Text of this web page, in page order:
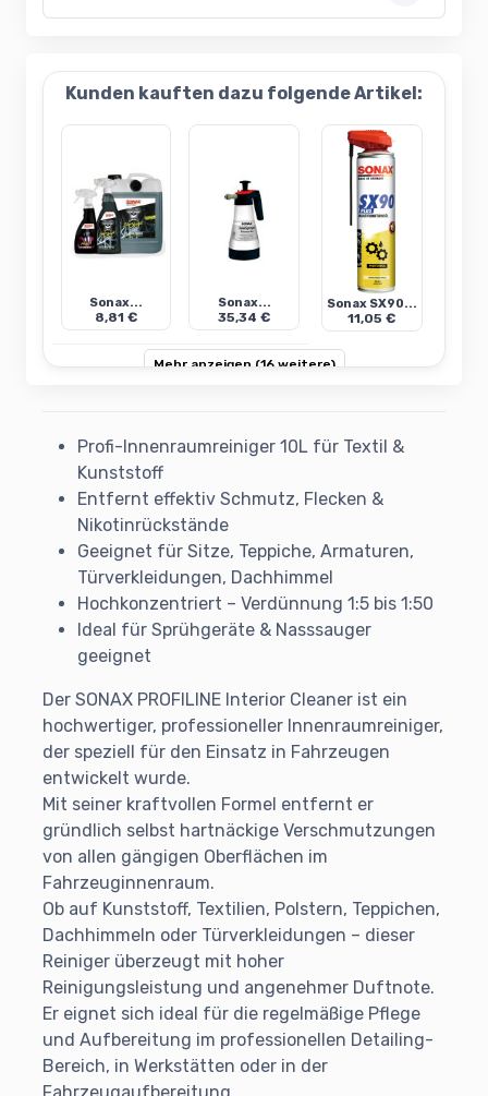
Kunden kauften dazu folgende Artikel:
Sonax...
8,81 €
Sonax...
35,34 €
Sonax SX90...
11,05 €
Mehr anzeigen (16 weitere)
Profi-Innenraumreiniger 10L für Textil &
Kunststoff
Entfernt effektiv Schmutz, Flecken &
Nikotinrückstände
Geeignet für Sitze, Teppiche, Armaturen,
Türverkleidungen, Dachhimmel
Hochkonzentriert – Verdünnung 1:5 bis 1:50
Ideal für Sprühgeräte & Nasssauger
geeignet
Der SONAX PROFILINE Interior Cleaner ist ein
hochwertiger, professioneller Innenraumreiniger,
der speziell für den Einsatz in Fahrzeugen
entwickelt wurde.
Mit seiner kraftvollen Formel entfernt er
gründlich selbst hartnäckige Verschmutzungen
von allen gängigen Oberflächen im
Fahrzeuginnenraum.
Ob auf Kunststoff, Textilien, Polstern, Teppichen,
Dachhimmeln oder Türverkleidungen – dieser
Reiniger überzeugt mit hoher
Reinigungsleistung und angenehmer Duftnote.
Er eignet sich ideal für die regelmäßige Pflege
und Aufbereitung im professionellen Detailing-
Bereich, in Werkstätten oder in der